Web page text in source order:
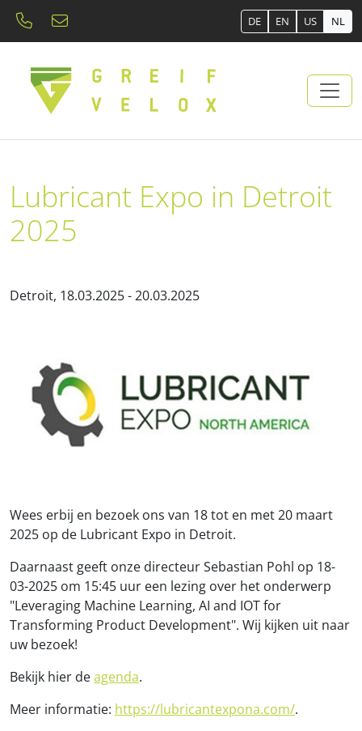
DE EN US NL
Lubricant Expo in Detroit
2025
Detroit, 18.03.2025 - 20.03.2025
Wees erbij en bezoek ons van 18 tot en met 20 maart
2025 op de Lubricant Expo in Detroit.
Daarnaast geeft onze directeur Sebastian Pohl op 18-
03-2025 om 15:45 uur een lezing over het onderwerp
"Leveraging Machine Learning, AI and IOT for
Transforming Product Development". Wij kijken uit naar
uw bezoek!
Bekijk hier deagenda.
Meer informatie: https://lubricantexpona.com/.